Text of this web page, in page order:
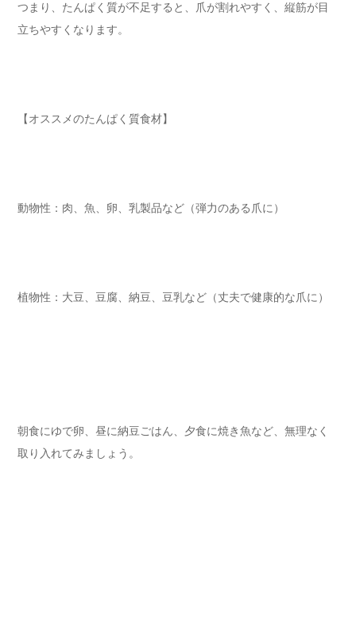
つまり、たんぱく質が不足すると、爪が割れやすく、縦筋が目
立ちやすくなります。
【オススメのたんぱく質食材】
動物性：肉、魚、卵、乳製品など（弾力のある爪に）
植物性：大豆、豆腐、納豆、豆乳など（丈夫で健康的な爪に）
朝食にゆで卵、昼に納豆ごはん、夕食に焼き魚など、無理なく
取り入れてみましょう。